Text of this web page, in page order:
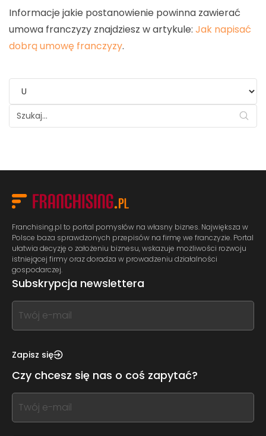
Informacje jakie postanowienie powinna zawierać
umowa franczyzy znajdziesz w artykule: Jak napisać
dobrą umowę franczyzy.
Franchising.pl to portal pomysłów na własny biznes. Największa w
Polsce baza sprawdzonych przepisów na firmę we franczyzie. Portal
ułatwia decyzję o założeniu biznesu, wskazuje możliwości rozwoju
istniejącej firmy oraz doradza w prowadzeniu działalności
gospodarczej.
Subskrypcja newslettera
If
you
this,
this
form
field
blank
Zapisz się
Czy chcesz się nas o coś zapytać?
If
you